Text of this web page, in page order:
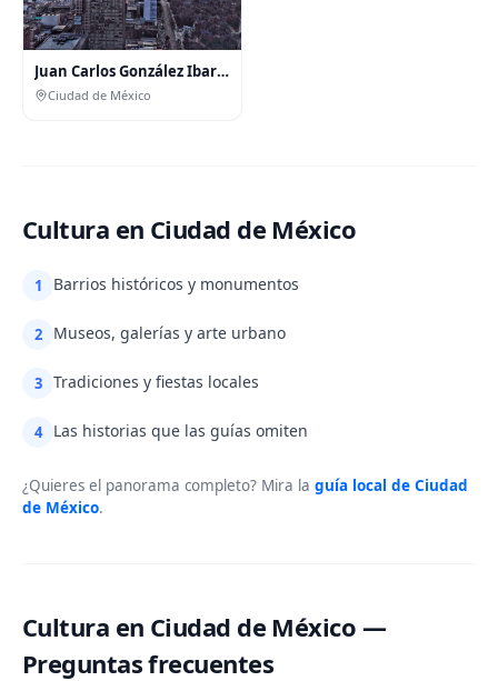
Juan Carlos González Ibarguen
Ciudad de México
Cultura en Ciudad de México
1 Barrios históricos y monumentos
2 Museos, galerías y arte urbano
3 Tradiciones y fiestas locales
4 Las historias que las guías omiten
¿Quieres el panorama completo? Mira la guía local de Ciudad
de México.
Cultura en Ciudad de México —
Preguntas frecuentes